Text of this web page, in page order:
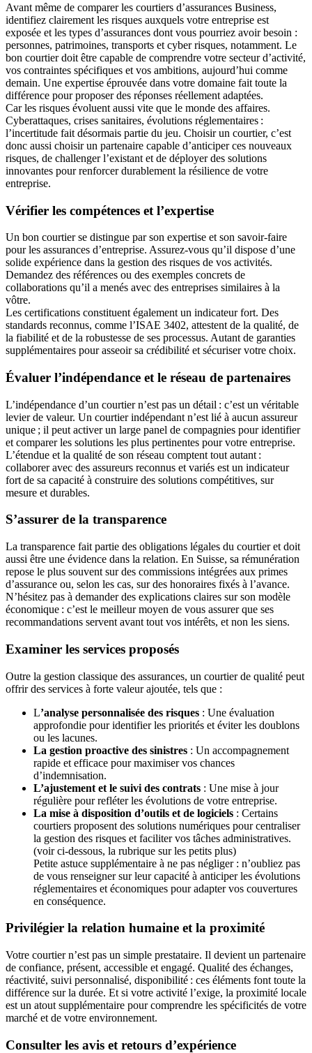
Avant même de comparer les courtiers d’assurances Business,
identifiez clairement les risques auxquels votre entreprise est
exposée et les types d’assurances dont vous pourriez avoir besoin :
personnes, patrimoines, transports et cyber risques, notamment. Le
bon courtier doit être capable de comprendre votre secteur d’activité,
vos contraintes spécifiques et vos ambitions, aujourd’hui comme
demain. Une expertise éprouvée dans votre domaine fait toute la
différence pour proposer des réponses réellement adaptées.
Car les risques évoluent aussi vite que le monde des affaires.
Cyberattaques, crises sanitaires, évolutions réglementaires :
l’incertitude fait désormais partie du jeu. Choisir un courtier, c’est
donc aussi choisir un partenaire capable d’anticiper ces nouveaux
risques, de challenger l’existant et de déployer des solutions
innovantes pour renforcer durablement la résilience de votre
entreprise.
Vérifier les compétences et l’expertise
Un bon courtier se distingue par son expertise et son savoir-faire
pour les assurances d’entreprise. Assurez-vous qu’il dispose d’une
solide expérience dans la gestion des risques de vos activités.
Demandez des références ou des exemples concrets de
collaborations qu’il a menés avec des entreprises similaires à la
vôtre.
Les certifications constituent également un indicateur fort. Des
standards reconnus, comme l’ISAE 3402, attestent de la qualité, de
la fiabilité et de la robustesse de ses processus. Autant de garanties
supplémentaires pour asseoir sa crédibilité et sécuriser votre choix.
Évaluer l’indépendance et le réseau de partenaires
L’indépendance d’un courtier n’est pas un détail : c’est un véritable
levier de valeur. Un courtier indépendant n’est lié à aucun assureur
unique ; il peut activer un large panel de compagnies pour identifier
et comparer les solutions les plus pertinentes pour votre entreprise.
L’étendue et la qualité de son réseau comptent tout autant :
collaborer avec des assureurs reconnus et variés est un indicateur
fort de sa capacité à construire des solutions compétitives, sur
mesure et durables.
S’assurer de la transparence
La transparence fait partie des obligations légales du courtier et doit
aussi être une évidence dans la relation. En Suisse, sa rémunération
repose le plus souvent sur des commissions intégrées aux primes
d’assurance ou, selon les cas, sur des honoraires fixés à l’avance.
N’hésitez pas à demander des explications claires sur son modèle
économique : c’est le meilleur moyen de vous assurer que ses
recommandations servent avant tout vos intérêts, et non les siens.
Examiner les services proposés
Outre la gestion classique des assurances, un courtier de qualité peut
offrir des services à forte valeur ajoutée, tels que :
L’analyse personnalisée des risques : Une évaluation
approfondie pour identifier les priorités et éviter les doublons
ou les lacunes.
La gestion proactive des sinistres : Un accompagnement
rapide et efficace pour maximiser vos chances
d’indemnisation.
L’ajustement et le suivi des contrats : Une mise à jour
régulière pour refléter les évolutions de votre entreprise.
La mise à disposition d’outils et de logiciels : Certains
courtiers proposent des solutions numériques pour centraliser
la gestion des risques et faciliter vos tâches administratives.
(voir ci-dessous, la rubrique sur les petits plus)
Petite astuce supplémentaire à ne pas négliger : n’oubliez pas
de vous renseigner sur leur capacité à anticiper les évolutions
réglementaires et économiques pour adapter vos couvertures
en conséquence.
Privilégier la relation humaine et la proximité
Votre courtier n’est pas un simple prestataire. Il devient un partenaire
de confiance, présent, accessible et engagé. Qualité des échanges,
réactivité, suivi personnalisé, disponibilité : ces éléments font toute la
différence sur la durée. Et si votre activité l’exige, la proximité locale
est un atout supplémentaire pour comprendre les spécificités de votre
marché et de votre environnement.
Consulter les avis et retours d’expérience